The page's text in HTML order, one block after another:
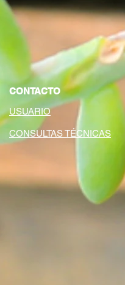
CONTACTO
USUARIO
CONSULTAS TÉCNICAS